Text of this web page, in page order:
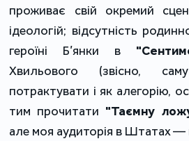
проживає свій окремий
ідеологій; відсутність
героїні Б’янки в
Хвильового (звісно,
потрактувати і як алегорію,
тим прочитати "Таємну
але моя аудиторія в Штатах —